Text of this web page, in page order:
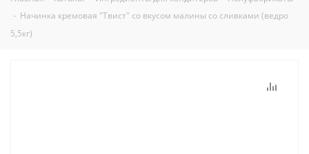
- Начинка кремовая "Твист" со вкусом малины со сливками (ведро
5,5кг)